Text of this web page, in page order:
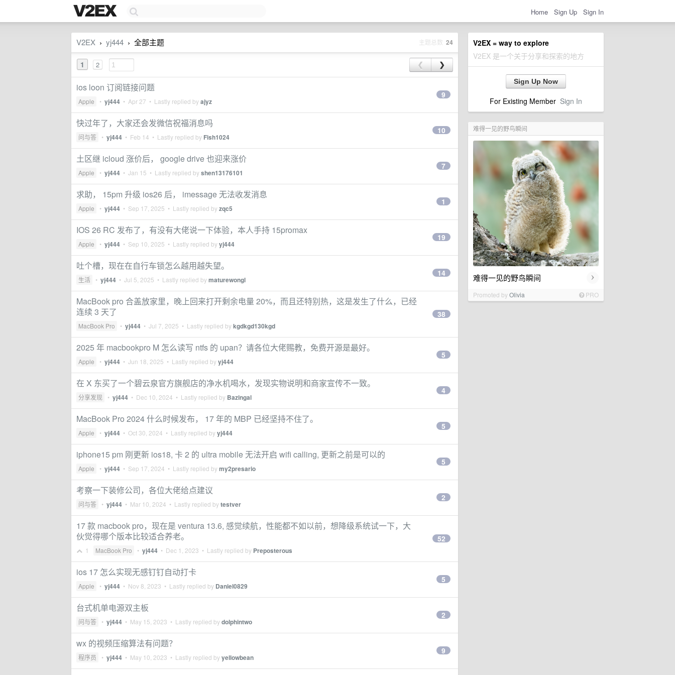
Home Sign Up Sign In
V2EX = way to explore
V2EX 是一个关于分享和探索的地方
Sign Up Now
For Existing Member Sign In
难得一见的野鸟瞬间
难得一见的野鸟瞬间 ›
Promoted byOlivia PRO
V2EX › yj444 › 全部主题 主题总数 24
1 2 ❮ ❯
ios loon 订阅链接问题
Apple • yj444 • Apr 27 • Lastly replied byajyz
9
快过年了，大家还会发微信祝福消息吗
问与答 • yj444 • Feb 14 • Lastly replied by Fish1024
10
土区继 icloud 涨价后， google drive 也迎来涨价
Apple • yj444 • Jan 15 • Lastly replied byshen13176101
7
求助， 15pm 升级 ios26 后， imessage 无法收发消息
Apple • yj444 • Sep 17, 2025 • Lastly replied byzqc5
1
IOS 26 RC 发布了，有没有大佬说一下体验，本人手持 15promax
Apple • yj444 • Sep 10, 2025 • Lastly replied byyj444
19
吐个槽，现在在自行车锁怎么越用越失望。
生活 • yj444 • Jul 5, 2025 • Lastly replied bymaturewongl
14
MacBook pro 合盖放家里，晚上回来打开剩余电量 20%，而且还特别热，这是发生了什么，已经
连续 3 天了
MacBook Pro • yj444 • Jul 7, 2025 • Lastly replied bykgdkgd130kgd
38
2025 年 macbookpro M 怎么读写 ntfs 的 upan？请各位大佬赐教，免费开源是最好。
Apple • yj444 • Jun 18, 2025 • Lastly replied byyj444
5
在 X 东买了一个碧云泉官方旗舰店的净水机喝水，发现实物说明和商家宣传不一致。
分享发现 • yj444 • Dec 10, 2024 • Lastly replied by Bazingal
4
MacBook Pro 2024 什么时候发布， 17 年的 MBP 已经坚持不住了。
Apple • yj444 • Oct 30, 2024 • Lastly replied byyj444
5
iphone15 pm 刚更新 ios18, 卡 2 的 ultra mobile 无法开启 wifi calling, 更新之前是可以的
Apple • yj444 • Sep 17, 2024 • Lastly replied bymy2presario
5
考察一下装修公司，各位大佬给点建议
问与答 • yj444 • Mar 10, 2024 • Lastly replied bytestver
2
17 款 macbook pro，现在是 ventura 13.6, 感觉续航，性能都不如以前，想降级系统试一下，大
伙觉得哪个版本比较适合养老。
1 MacBook Pro • yj444 • Dec 1, 2023 • Lastly replied by Preposterous
52
ios 17 怎么实现无感钉钉自动打卡
Apple • yj444 • Nov 8, 2023 • Lastly replied by Daniel0829
5
台式机单电源双主板
问与答 • yj444 • May 15, 2023 • Lastly replied bydolphintwo
2
wx 的视频压缩算法有问题？
程序员 • yj444 • May 10, 2023 • Lastly replied byyellowbean
9